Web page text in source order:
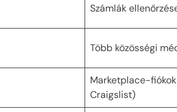
Számlák
Több közösségi
Marketplace-
Craigslist)